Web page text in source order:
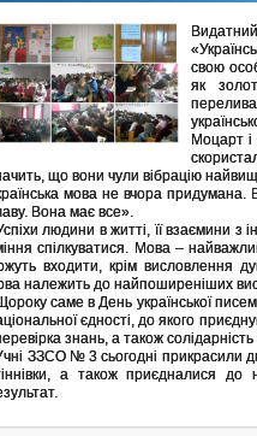
свою
як
Моцарт і
що вони чули вібрацію
мова не вчора придумана.
Вона має все».
людини в житті, її взаємини
спілкуватися. Мова –
входити, крім висловлення
належить до найпоширеніших
саме в День української
єдності, до якого
знань, а також
ЗЗСО № 3 сьогодні прикрасили
а також приєдналися